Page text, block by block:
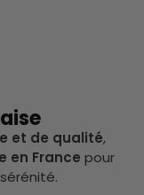
et de qualité,
en France pour